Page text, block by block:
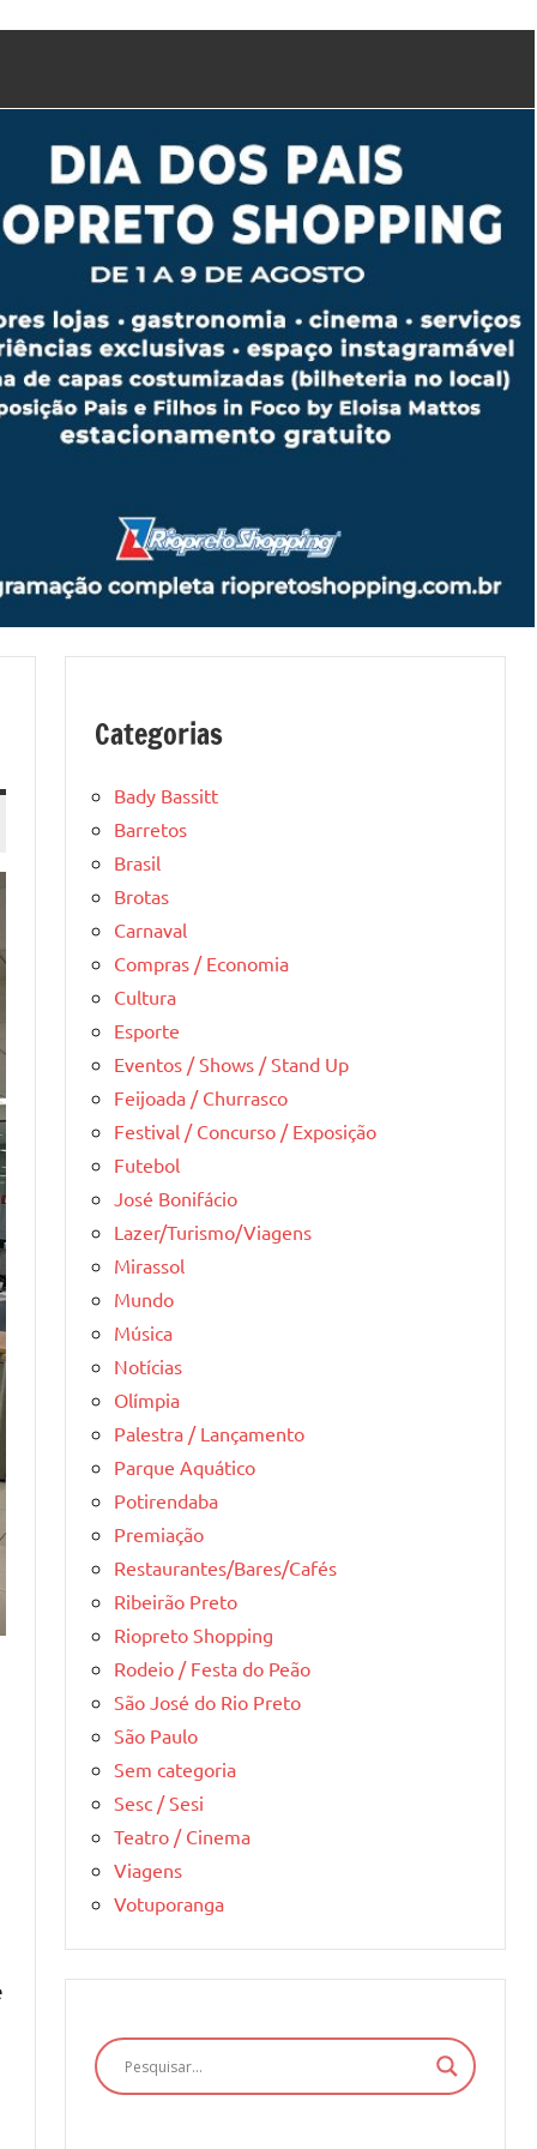
Categorias
Bady Bassitt
Barretos
Brasil
Brotas
Carnaval
Compras / Economia
Cultura
Esporte
Eventos / Shows / Stand Up
Feijoada / Churrasco
Festival / Concurso / Exposição
Futebol
José Bonifácio
Lazer/Turismo/Viagens
Mirassol
Mundo
Música
Notícias
Olímpia
Palestra / Lançamento
Parque Aquático
Potirendaba
Premiação
Restaurantes/Bares/Cafés
Ribeirão Preto
Riopreto Shopping
Rodeio / Festa do Peão
São José do Rio Preto
São Paulo
Sem categoria
Sesc / Sesi
Teatro / Cinema
Viagens
Votuporanga